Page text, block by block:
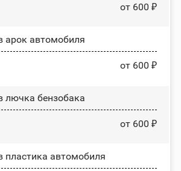
от 600 ₽
арок автомобиля
от 600 ₽
лючка бензобака
от 600 ₽
пластика автомобиля